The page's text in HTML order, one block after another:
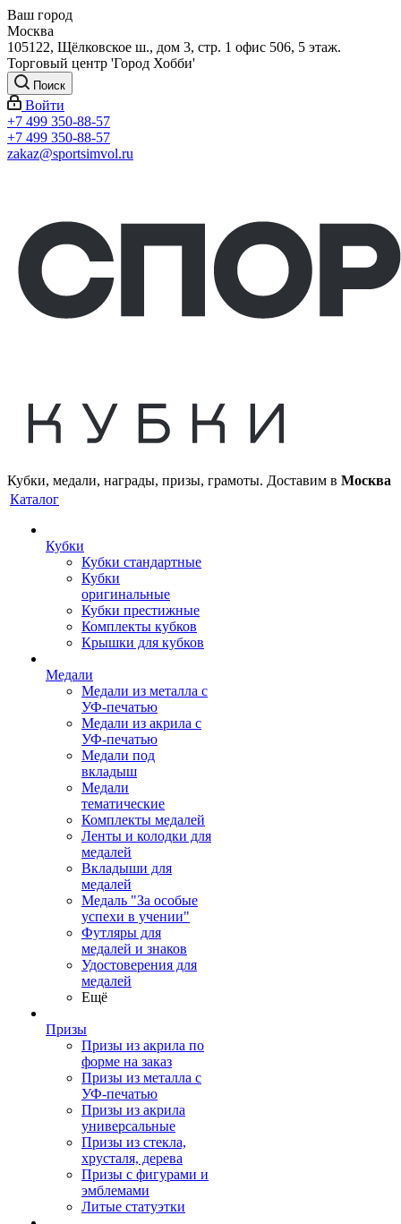
Ваш город
Москва
105122, Щёлковское ш., дом 3, стр. 1 офис 506, 5 этаж.
Торговый центр 'Город Хобби'
Поиск
Войти
+7 499 350-88-57
+7 499 350-88-57
zakaz@sportsimvol.ru
Кубки, медали, награды, призы, грамоты. Доставим в Москва
Каталог
Кубки
Кубки стандартные
Кубки
оригинальные
Кубки престижные
Комплекты кубков
Крышки для кубков
Медали
Медали из металла с
УФ-печатью
Медали из акрила с
УФ-печатью
Медали под
вкладыш
Медали
тематические
Комплекты медалей
Ленты и колодки для
медалей
Вкладыши для
медалей
Медаль "За особые
успехи в учении"
Футляры для
медалей и знаков
Удостоверения для
медалей
Ещё
Призы
Призы из акрила по
форме на заказ
Призы из металла с
УФ-печатью
Призы из акрила
универсальные
Призы из стекла,
хрусталя, дерева
Призы с фигурами и
эмблемами
Литые статуэтки